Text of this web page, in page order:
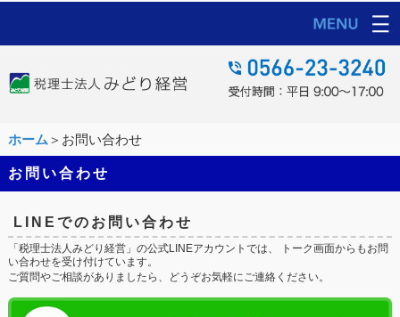
ホーム ＞お問い合わせ
お問い合わせ
LINEでのお問い合わせ
「税理士法人みどり経営」の公式LINEアカウントでは、 トーク画面からもお問
い合わせを受け付けています。
ご質問やご相談がありましたら、どうぞお気軽にご連絡ください。